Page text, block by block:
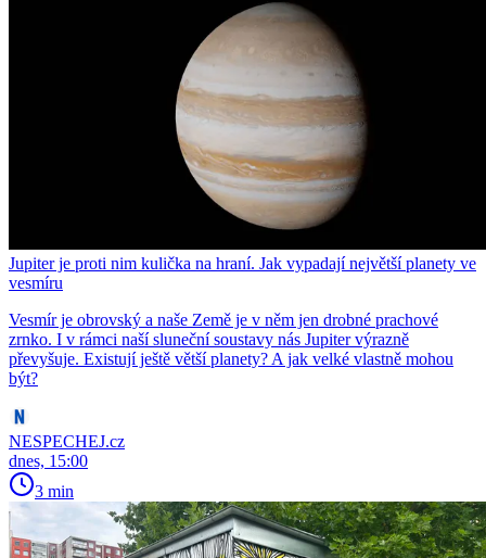
Jupiter je proti nim kulička na hraní. Jak vypadají největší planety ve
vesmíru
Vesmír je obrovský a naše Země je v něm jen drobné prachové
zrnko. I v rámci naší sluneční soustavy nás Jupiter výrazně
převyšuje. Existují ještě větší planety? A jak velké vlastně mohou
být?
NESPECHEJ.cz
dnes, 15:00
3 min